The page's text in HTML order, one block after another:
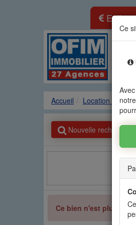
Ce
Accueil Location
Nouvelle recherche
Ce bien n'est plus